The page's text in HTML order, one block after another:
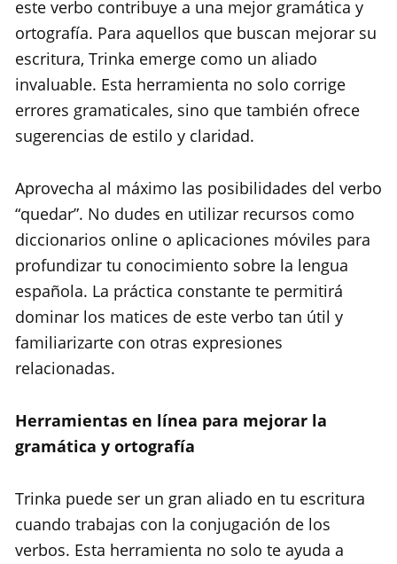
este verbo contribuye a una mejor gramática y
ortografía. Para aquellos que buscan mejorar su
escritura, Trinka emerge como un aliado
invaluable. Esta herramienta no solo corrige
errores gramaticales, sino que también ofrece
sugerencias de estilo y claridad.
Aprovecha al máximo las posibilidades del verbo
“quedar”. No dudes en utilizar recursos como
diccionarios online o aplicaciones móviles para
profundizar tu conocimiento sobre la lengua
española. La práctica constante te permitirá
dominar los matices de este verbo tan útil y
familiarizarte con otras expresiones
relacionadas.
Herramientas en línea para mejorar la
gramática y ortografía
Trinka puede ser un gran aliado en tu escritura
cuando trabajas con la conjugación de los
verbos. Esta herramienta no solo te ayuda a